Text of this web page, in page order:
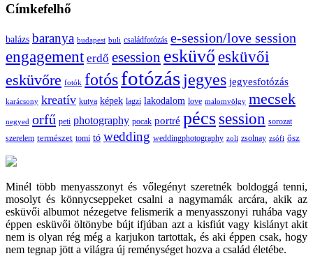
Címkefelhő
balázs baranya budapest buli családfotózás e-session/love session
engagement erdő esession esküvő esküvői
esküvőre fotók fotósfotózásjegyes jegyesfotózás
karácsony kreatív kutya képek lagzi lakodalom love malomvölgy mecsek
negyed orfű peti photography pocak portré pécssession sorozat
szerelem természet tomi tó wedding weddingphotography zoli zsolnay zsófi ősz
Minél több menyasszonyt és vőlegényt szeretnék boldoggá tenni,
mosolyt és könnycseppeket csalni a nagymamák arcára, akik az
esküvői albumot nézegetve felismerik a menyasszonyi ruhába vagy
éppen esküvői öltönybe bújt ifjúban azt a kisfiút vagy kislányt akit
nem is olyan rég még a karjukon tartottak, és aki éppen csak, hogy
nem tegnap jött a világra új reménységet hozva a család életébe.